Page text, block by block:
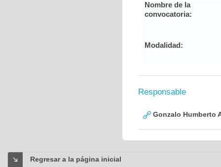
Nombre de la
convocatoria:
Modalidad:
Responsable
Gonzalo Humberto
Regresar a la página inicial